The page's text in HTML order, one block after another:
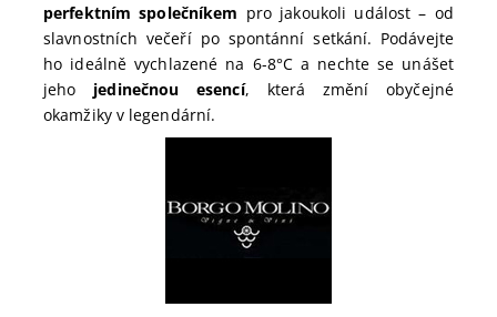
perfektním společníkem pro jakoukoli událost – od
slavnostních večeří po spontánní setkání. Podávejte
ho ideálně vychlazené na 6-8°C a nechte se unášet
jeho jedinečnou esencí, která změní obyčejné
okamžiky v legendární.